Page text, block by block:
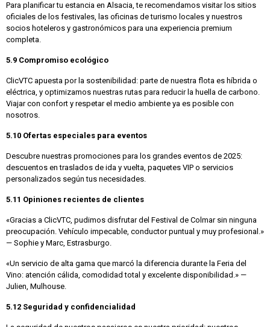
Para planificar tu estancia en Alsacia, te recomendamos visitar los sitios
oficiales de los festivales, las oficinas de turismo locales y nuestros
socios hoteleros y gastronómicos para una experiencia premium
completa.
5.9 Compromiso ecológico
ClicVTC apuesta por la sostenibilidad: parte de nuestra flota es híbrida o
eléctrica, y optimizamos nuestras rutas para reducir la huella de carbono.
Viajar con confort y respetar el medio ambiente ya es posible con
nosotros.
5.10 Ofertas especiales para eventos
Descubre nuestras promociones para los grandes eventos de 2025:
descuentos en traslados de ida y vuelta, paquetes VIP o servicios
personalizados según tus necesidades.
5.11 Opiniones recientes de clientes
«Gracias a ClicVTC, pudimos disfrutar del Festival de Colmar sin ninguna
preocupación. Vehículo impecable, conductor puntual y muy profesional.»
— Sophie y Marc, Estrasburgo.
«Un servicio de alta gama que marcó la diferencia durante la Feria del
Vino: atención cálida, comodidad total y excelente disponibilidad.» —
Julien, Mulhouse.
5.12 Seguridad y confidencialidad